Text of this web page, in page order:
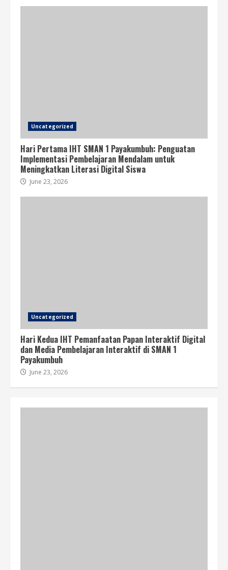
Uncategorized
Hari Pertama IHT SMAN 1 Payakumbuh: Penguatan
Implementasi Pembelajaran Mendalam untuk
Meningkatkan Literasi Digital Siswa
June 23, 2026
Uncategorized
Hari Kedua IHT Pemanfaatan Papan Interaktif Digital
dan Media Pembelajaran Interaktif di SMAN 1
Payakumbuh
June 23, 2026